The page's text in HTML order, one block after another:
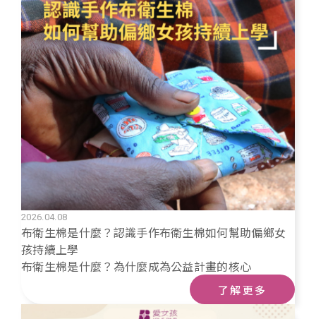
2026.04.08
布衛生棉是什麼？認識手作布衛生棉如何幫助偏鄉女
孩持續上學
布衛生棉是什麼？為什麼成為公益計畫的核心
了解更多